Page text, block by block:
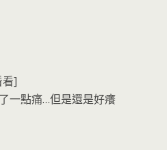
]
一點痛…但是還是好癢